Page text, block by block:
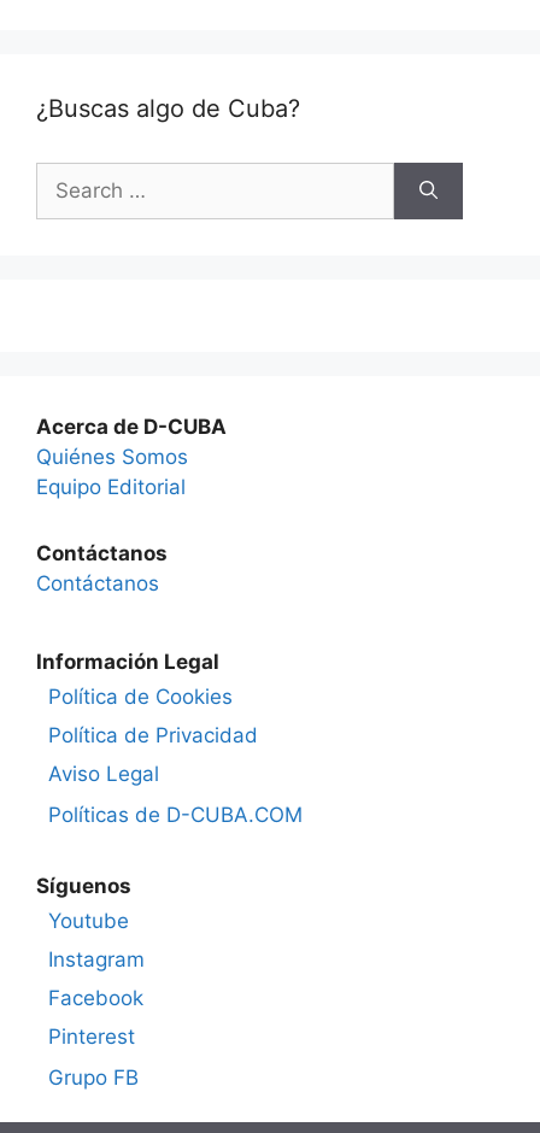
¿Buscas algo de Cuba?
Search
for:
Acerca de D-CUBA
Quiénes Somos
Equipo Editorial
Contáctanos
Contáctanos
Información Legal
Política de Cookies
Política de Privacidad
Aviso Legal
Políticas de D-CUBA.COM
Síguenos
Youtube
Instagram
Facebook
Pinterest
Grupo FB